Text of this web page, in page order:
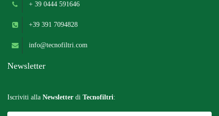
+ 39 0444 591646
+39 391 7094828
info@tecnofiltri.com
Newsletter
Iscriviti alla Newsletter di Tecnofiltri: